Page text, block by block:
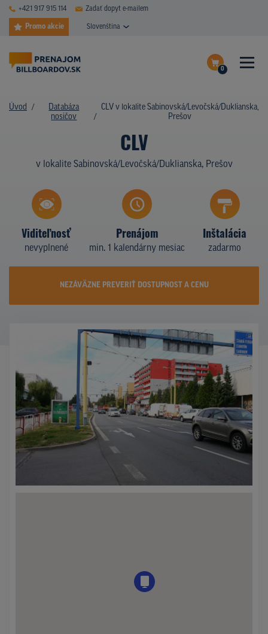
+421 917 915 114 Zadať dopyt e-mailem
Promo akcie Slovenština
0
Dokončiť dopyt
DATABÁZA NOSIČOV
PLOCHY V AKCII
CENY
TYPY NOSIČOV
KTO SME
KONTAKTY
Úvod
Databáza
nosičov
CLV v lokalite Sabinovská/Levočská/Duklianska,
Prešov
CLV
v lokalite Sabinovská/Levočská/Duklianska, Prešov
Viditeľnosť
nevyplnené
Prenájom
min. 1 kalendárny mesiac
Inštalácia
zadarmo
NEZÁVÄZNE PREVERIŤ DOSTUPNOST A CENU